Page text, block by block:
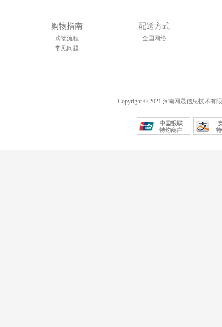
购物指南
购物流程
常见问题
配送方式
全国网络
Copyright © 2021 河南网晟信息技术有